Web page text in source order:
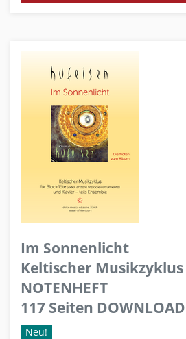
Im Sonnenlicht
Keltischer Musikzyklus
NOTENHEFT
117 Seiten DOWNLOAD
Neu!